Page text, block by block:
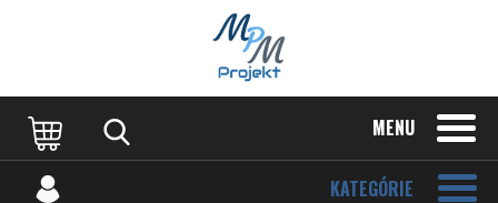
MENU
KATEGÓRIE